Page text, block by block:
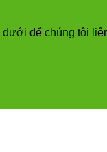
dưới để chúng tôi liê